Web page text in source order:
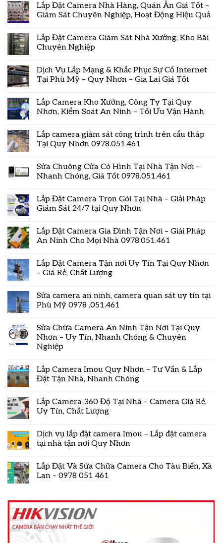
Lắp Đặt Camera Nhà Hàng, Quán Ăn Giá Tốt –
Giám Sát Chuyên Nghiệp, Hoạt Động Hiệu Quả
Lắp Đặt Camera Giám Sát Nhà Xưởng, Kho Bãi
Chuyên Nghiệp
Dịch Vụ Lắp Mạng & Khắc Phục Sự Cố Internet
Tại Phù Mỹ – Quy Nhơn – Gia Lai Giá Tốt
Lắp Camera Kho Xưởng, Công Ty Tại Quy
Nhơn, Kiểm Soát An Ninh – Tối Ưu Vận Hành
Lắp camera giám sát công trình trên cẩu tháp
Tại Quy Nhơn 0978.051.461
Sửa Chuông Cửa Có Hình Tại Nhà Tận Nơi –
Nhanh Chóng, Giá Tốt 0978.051.461
Lắp Đặt Camera Trọn Gói Tại Nhà – Giải Pháp
Giám Sát 24/7 tại Quy Nhơn
Lắp Đặt Camera Gia Đình Tận Nơi – Giải Pháp
An Ninh Cho Mọi Nhà 0978.051.461
Lắp Đặt Camera Tận nơi Uy Tín Tại Quy Nhơn
– Giá Rẻ, Chất Lượng
Sửa camera an ninh, camera quan sát uy tín tại
Phù Mỹ 0978 .051.461
Sửa Chữa Camera An Ninh Tận Nơi Tại Quy
Nhơn – Uy Tín, Nhanh Chóng & Chuyên
Nghiệp
Lắp Camera Imou Quy Nhơn – Tư Vấn & Lắp
Đặt Tận Nhà, Nhanh Chóng
Lắp Camera 360 Độ Tại Nhà – Camera Giá Rẻ,
Uy Tín, Chất Lượng
Dịch vụ lắp đặt camera Imou – Lắp đặt camera
tại nhà tận nơi Quy Nhơn
Lắp Đặt Và Sửa Chữa Camera Cho Tàu Biển, Xà
Lan – 0978 051 461